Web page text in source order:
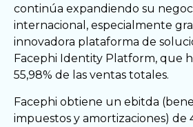
continúa expandiendo su
internacional, especialmente
innovadora plataforma de
Facephi Identity Platform, que
55,98% de las ventas totales.
Facephi obtiene un ebitda
impuestos y amortizaciones) de